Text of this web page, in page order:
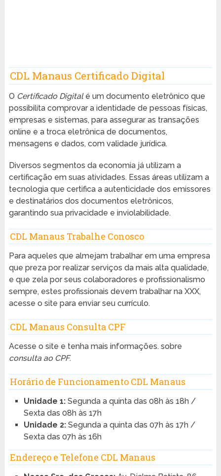
CDL Manaus Certificado Digital
O Certificado Digitalé um documento eletrônico que
possibilita comprovar a identidade de pessoas físicas,
empresas e sistemas, para assegurar as transações
online e a troca eletrônica de documentos,
mensagens e dados, com validade jurídica.
Diversos segmentos da economia já utilizam a
certificação em suas atividades. Essas áreas utilizam a
tecnologia que certifica a autenticidade dos emissores
e destinatários dos documentos eletrônicos,
garantindo sua privacidade e inviolabilidade.
CDL Manaus Trabalhe Conosco
Para aqueles que almejam trabalhar em uma empresa
que preza por realizar serviços da mais alta qualidade,
e que zela por seus colaboradores e profissionalismo
sempre, estes profissionais devem trabalhar na XXX,
acesse o site para enviar seu currículo.
CDL Manaus Consulta CPF
Acesse o site e tenha mais informações. sobre
consulta ao CPF.
Horário de Funcionamento CDL Manaus
Unidade 1: Segunda a quinta das 08h às 18h /
Sexta das 08h às 17h
Unidade 2: Segunda a quinta das 07h às 17h /
Sexta das 07h às 16h
Endereço e Telefone CDL Manaus